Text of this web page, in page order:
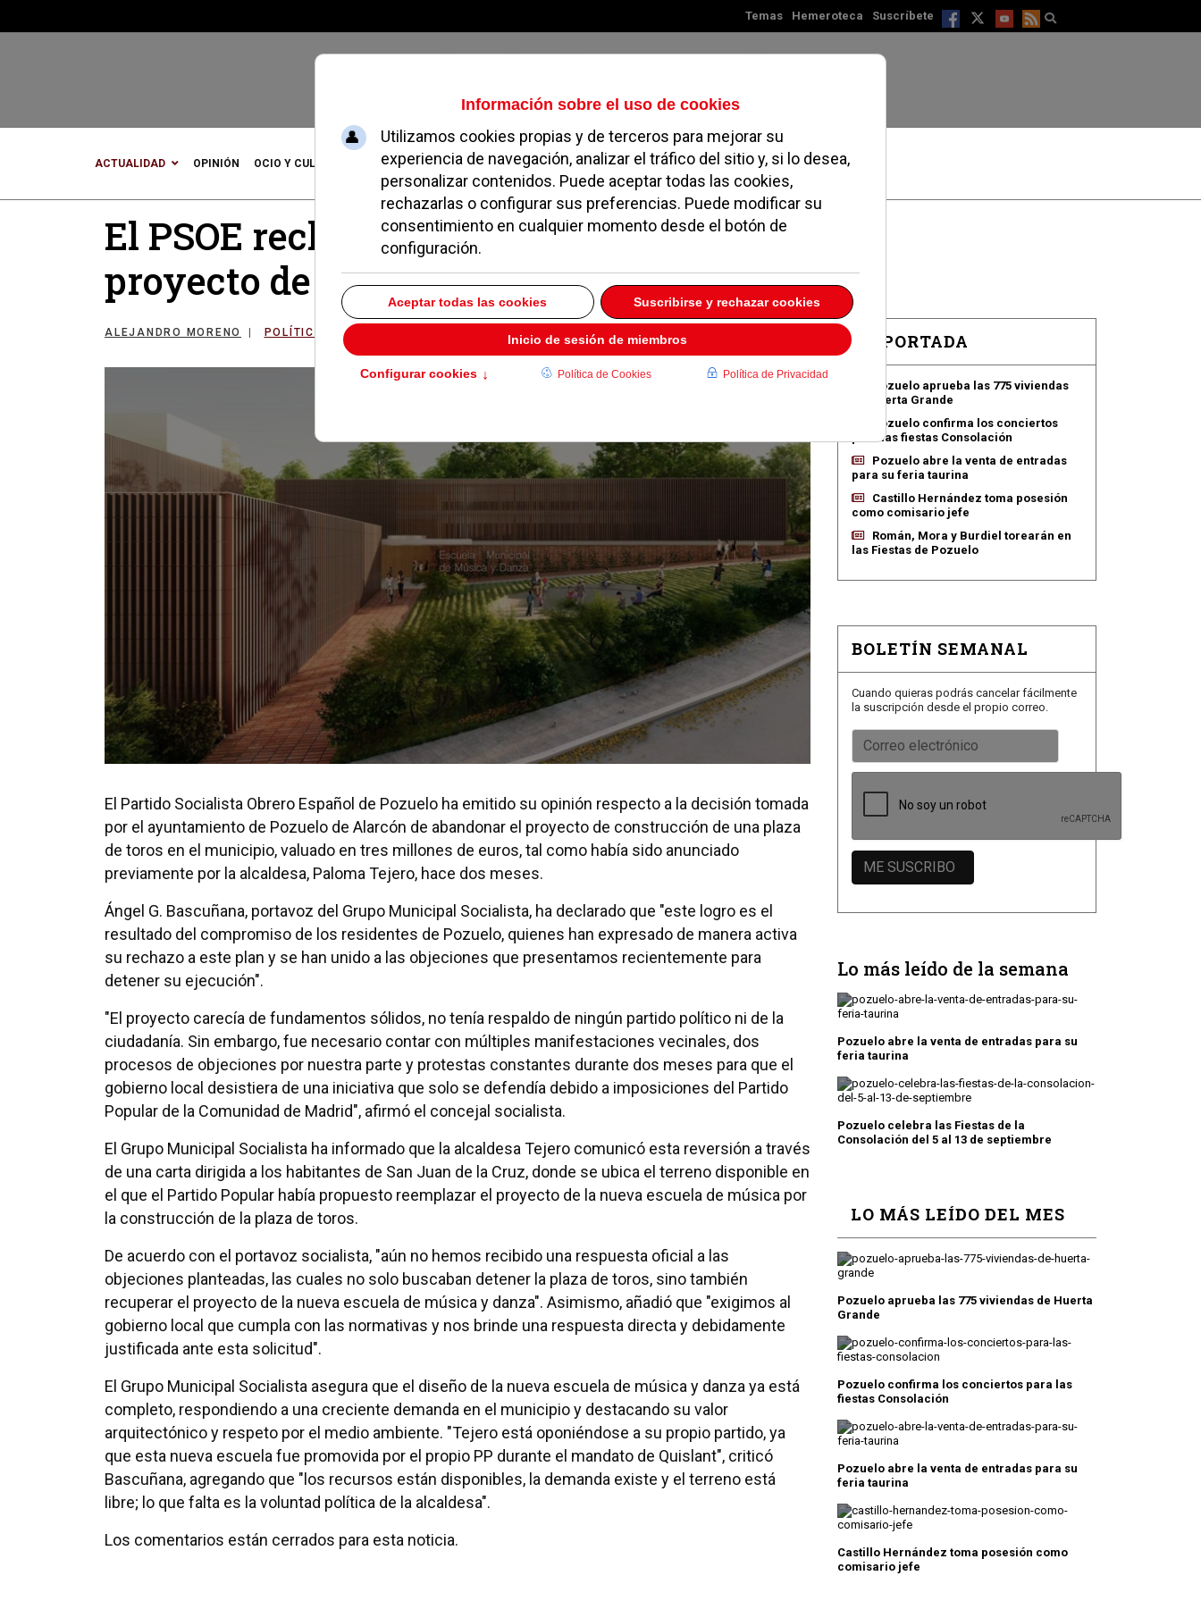
Temas Hemeroteca Suscríbete
Viernes, 07 de agosto de 2026
ACTUALIDAD OPINIÓN OCIO Y CULTURA DEPORTES MADRID NOROESTE SOCIEDAD MAGAZINE SERVICIOS
El PSOE reclama continuar con el
proyecto de la escuela de música
ALEJANDRO MORENO POLÍTICA 18 MARZO 2024
El Partido Socialista Obrero Español de Pozuelo ha emitido su opinión respecto a la decisión tomada
por el ayuntamiento de Pozuelo de Alarcón de abandonar el proyecto de construcción de una plaza
de toros en el municipio, valuado en tres millones de euros, tal como había sido anunciado
previamente por la alcaldesa, Paloma Tejero, hace dos meses.
Ángel G. Bascuñana, portavoz del Grupo Municipal Socialista, ha declarado que "este logro es el
resultado del compromiso de los residentes de Pozuelo, quienes han expresado de manera activa
su rechazo a este plan y se han unido a las objeciones que presentamos recientemente para
detener su ejecución".
"El proyecto carecía de fundamentos sólidos, no tenía respaldo de ningún partido político ni de la
ciudadanía. Sin embargo, fue necesario contar con múltiples manifestaciones vecinales, dos
procesos de objeciones por nuestra parte y protestas constantes durante dos meses para que el
gobierno local desistiera de una iniciativa que solo se defendía debido a imposiciones del Partido
Popular de la Comunidad de Madrid", afirmó el concejal socialista.
El Grupo Municipal Socialista ha informado que la alcaldesa Tejero comunicó esta reversión a través
de una carta dirigida a los habitantes de San Juan de la Cruz, donde se ubica el terreno disponible en
el que el Partido Popular había propuesto reemplazar el proyecto de la nueva escuela de música por
la construcción de la plaza de toros.
De acuerdo con el portavoz socialista, "aún no hemos recibido una respuesta oficial a las
objeciones planteadas, las cuales no solo buscaban detener la plaza de toros, sino también
recuperar el proyecto de la nueva escuela de música y danza". Asimismo, añadió que "exigimos al
gobierno local que cumpla con las normativas y nos brinde una respuesta directa y debidamente
justificada ante esta solicitud".
El Grupo Municipal Socialista asegura que el diseño de la nueva escuela de música y danza ya está
completo, respondiendo a una creciente demanda en el municipio y destacando su valor
arquitectónico y respeto por el medio ambiente. "Tejero está oponiéndose a su propio partido, ya
que esta nueva escuela fue promovida por el propio PP durante el mandato de Quislant", criticó
Bascuñana, agregando que "los recursos están disponibles, la demanda existe y el terreno está
libre; lo que falta es la voluntad política de la alcaldesa".
Los comentarios están cerrados para esta noticia.
EN PORTADA
Pozuelo aprueba las 775 viviendas
de Huerta Grande
Pozuelo confirma los conciertos
para las fiestas Consolación
Pozuelo abre la venta de entradas
para su feria taurina
Castillo Hernández toma posesión
como comisario jefe
Román, Mora y Burdiel torearán en
las Fiestas de Pozuelo
BOLETÍN SEMANAL
Cuando quieras podrás cancelar fácilmente
la suscripción desde el propio correo.
Lo más leído de la semana
Pozuelo abre la venta de entradas para su
feria taurina
Pozuelo celebra las Fiestas de la
Consolación del 5 al 13 de septiembre
LO MÁS LEÍDO DEL MES
Pozuelo aprueba las 775 viviendas de Huerta
Grande
Pozuelo confirma los conciertos para las
fiestas Consolación
Pozuelo abre la venta de entradas para su
feria taurina
Castillo Hernández toma posesión como
comisario jefe